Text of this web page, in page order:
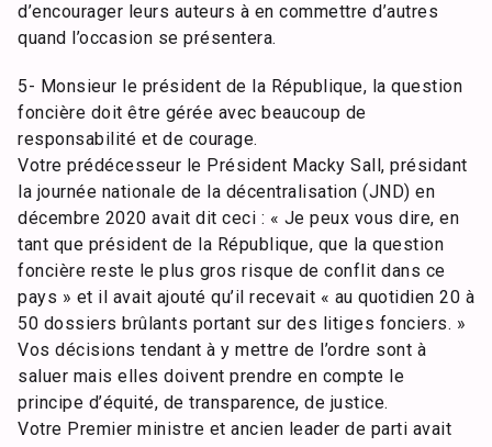
d’encourager leurs auteurs à en commettre d’autres
quand l’occasion se présentera.
5- Monsieur le président de la République, la question
foncière doit être gérée avec beaucoup de
responsabilité et de courage.
Votre prédécesseur le Président Macky Sall, présidant
la journée nationale de la décentralisation (JND) en
décembre 2020 avait dit ceci : « Je peux vous dire, en
tant que président de la République, que la question
foncière reste le plus gros risque de conflit dans ce
pays » et il avait ajouté qu’il recevait « au quotidien 20 à
50 dossiers brûlants portant sur des litiges fonciers. »
Vos décisions tendant à y mettre de l’ordre sont à
saluer mais elles doivent prendre en compte le
principe d’équité, de transparence, de justice.
Votre Premier ministre et ancien leader de parti avait